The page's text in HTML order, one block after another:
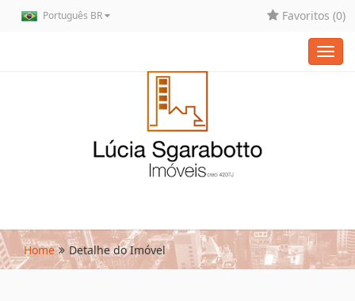
Português BR Favoritos (0)
Home Detalhe do Imóvel